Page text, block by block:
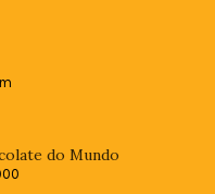
do Mundo